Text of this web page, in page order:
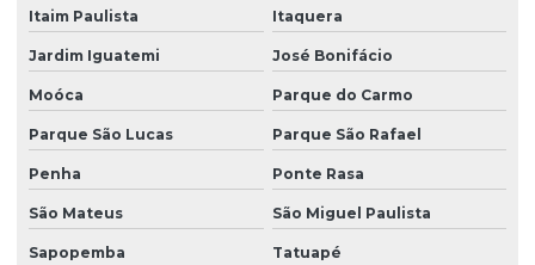
Serviços de agrimensura
Serviços de georreferenciação
Serviços de georreferenciamento
Serviços de topografia com drone
Serviços de topografia preços
Serviços de topografia rio de janeiro
Itaim Paulista Itaquera
Jardim Iguatemi José Bonifácio
Moóca Parque do Carmo
Parque São Lucas Parque São Rafael
Penha Ponte Rasa
São Mateus São Miguel Paulista
Sapopemba Tatuapé